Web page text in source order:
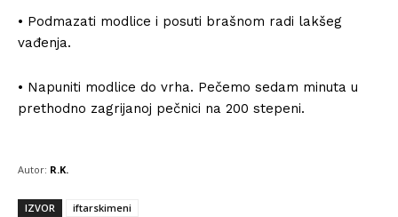
• Podmazati modlice i posuti brašnom radi lakšeg
vađenja.
• Napuniti modlice do vrha. Pečemo sedam minuta u
prethodno zagrijanoj pečnici na 200 stepeni.
Autor: R.K.
IZVOR iftarskimeni